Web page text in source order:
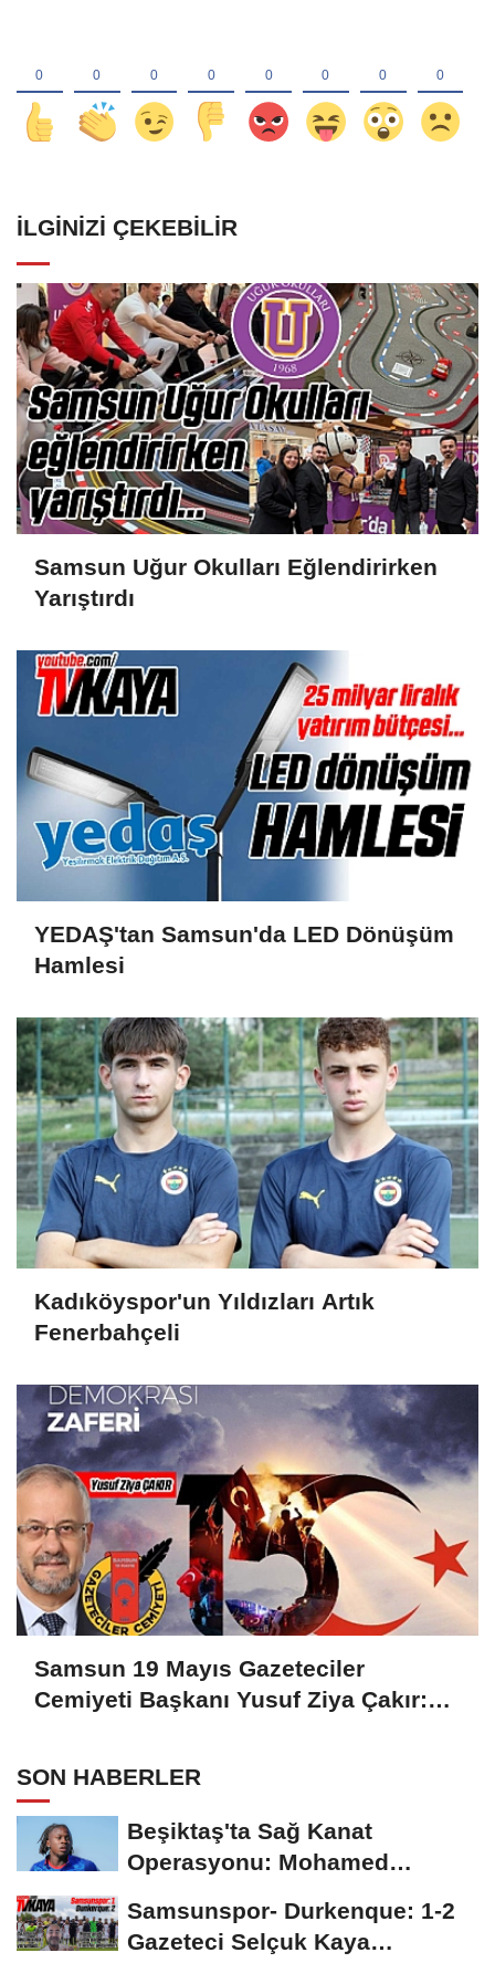
İLGINIZI ÇEKEBILIR
Samsun Uğur Okulları Eğlendirirken
Yarıştırdı
YEDAŞ'tan Samsun'da LED Dönüşüm
Hamlesi
Kadıköyspor'un Yıldızları Artık
Fenerbahçeli
Samsun 19 Mayıs Gazeteciler
Cemiyeti Başkanı Yusuf Ziya Çakır:
SON HABERLER
Beşiktaş'ta Sağ Kanat
Operasyonu: Mohamed
Samsunspor- Durkenque: 1-2
Gazeteci Selçuk Kaya